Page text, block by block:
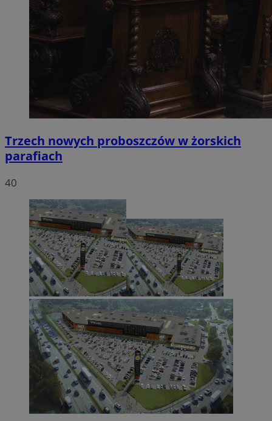
Trzech nowych proboszczów w żorskich
parafiach
40